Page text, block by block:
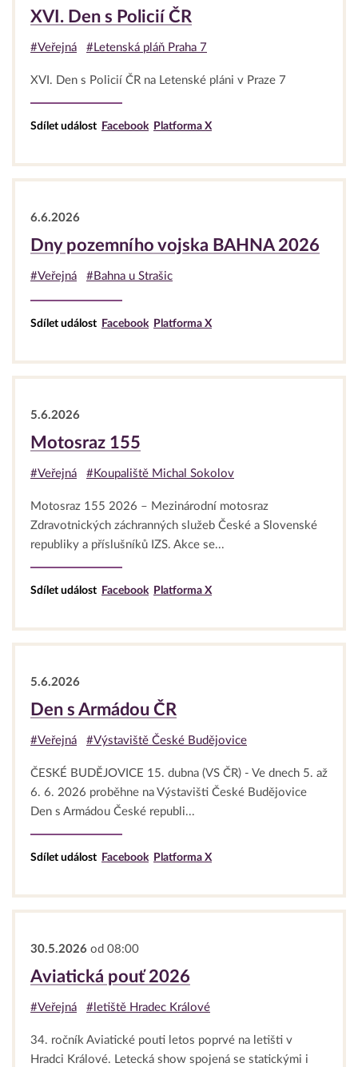
XVI. Den s Policií ČR
#Veřejná #Letenská pláň Praha 7
XVI. Den s Policií ČR na Letenské pláni v Praze 7
Sdílet událost Facebook Platforma X
6.6.2026
Dny pozemního vojska BAHNA 2026
#Veřejná #Bahna u Strašic
Sdílet událost Facebook Platforma X
5.6.2026
Motosraz 155
#Veřejná #Koupaliště Michal Sokolov
Motosraz 155 2026 – Mezinárodní motosraz
Zdravotnických záchranných služeb České a Slovenské
republiky a příslušníků IZS. Akce se...
Sdílet událost Facebook Platforma X
5.6.2026
Den s Armádou ČR
#Veřejná #Výstaviště České Budějovice
ČESKÉ BUDĚJOVICE 15. dubna (VS ČR) - Ve dnech 5. až
6. 6. 2026 proběhne na Výstavišti České Budějovice
Den s Armádou České republi...
Sdílet událost Facebook Platforma X
30.5.2026 od 08:00
Aviatická pouť 2026
#Veřejná #letiště Hradec Králové
34. ročník Aviatické pouti letos poprvé na letišti v
Hradci Králové. Letecká show spojená se statickými i